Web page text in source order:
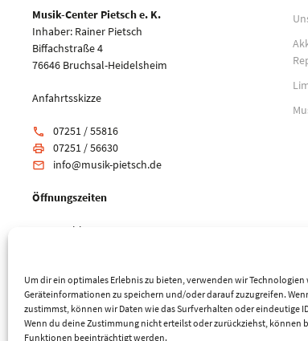
Um dir ein optimales Erlebnis zu bieten, verwenden wir Technologien
Geräteinformationen zu speichern und/oder darauf zuzugreifen.
zustimmst, können wir Daten wie das Surfverhalten oder eindeutige
Wenn du deine Zustimmung nicht erteilst oder zurückziehst, können
Funktionen beeinträchtigt werden.
Musik-Center Pietsch e. K.
Inhaber: Rainer Pietsch
Biffachstraße 4
76646 Bruchsal-Heidelsheim
Anfahrtsskizze
phone 07251 / 55816
print 07251 / 56630
email info@musik-pietsch.de
Öffnungszeiten
Mo: geschlossen